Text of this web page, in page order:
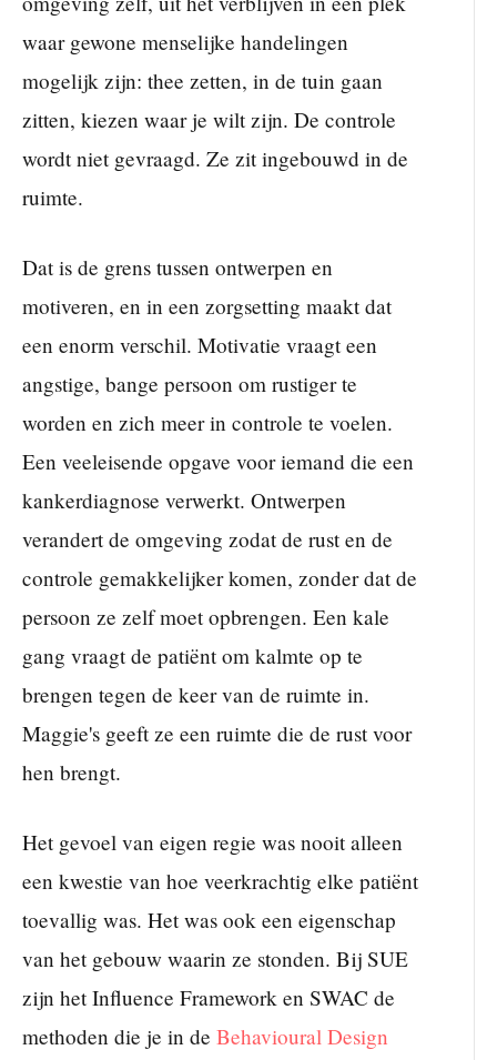
waar gewone menselijke handelingen
mogelijk zijn: thee zetten, in de tuin gaan
zitten, kiezen waar je wilt zijn. De controle
wordt niet gevraagd. Ze zit ingebouwd in de
ruimte.
Dat is de grens tussen ontwerpen en
motiveren, en in een zorgsetting maakt dat
een enorm verschil. Motivatie vraagt een
angstige, bange persoon om rustiger te
worden en zich meer in controle te voelen.
Een veeleisende opgave voor iemand die een
kankerdiagnose verwerkt. Ontwerpen
verandert de omgeving zodat de rust en de
controle gemakkelijker komen, zonder dat de
persoon ze zelf moet opbrengen. Een kale
gang vraagt de patiënt om kalmte op te
brengen tegen de keer van de ruimte in.
Maggie's geeft ze een ruimte die de rust voor
hen brengt.
Het gevoel van eigen regie was nooit alleen
een kwestie van hoe veerkrachtig elke patiënt
toevallig was. Het was ook een eigenschap
van het gebouw waarin ze stonden. Bij SUE
zijn het Influence Framework en SWAC de
methoden die je in de Behavioural Design